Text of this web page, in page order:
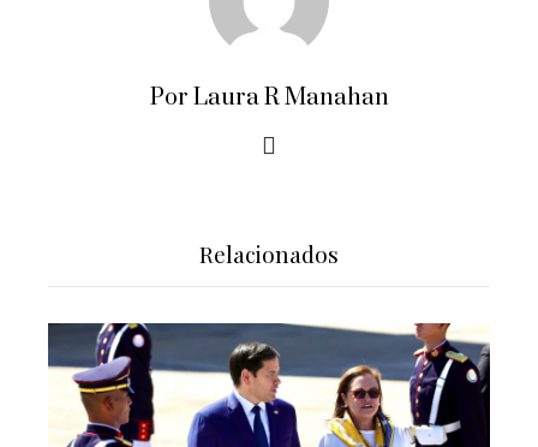
Por Laura R Manahan
Relacionados